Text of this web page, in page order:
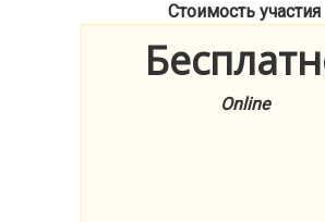
Стоимость участия
Online